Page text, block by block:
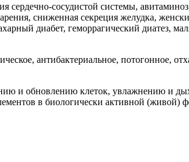
сердечно-сосудистой системы,
сниженная секреция желудка,
диабет, геморрагический диатез,
антибактериальное, потогонное,
и обновлению клеток, увлажнению и
в биологически активной (живой)